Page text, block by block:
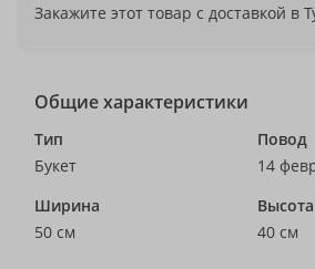
Закажите этот товар с доставкой в
Общие характеристики
Тип
Букет
Повод
14
Ширина
50 см
Высота
40 см